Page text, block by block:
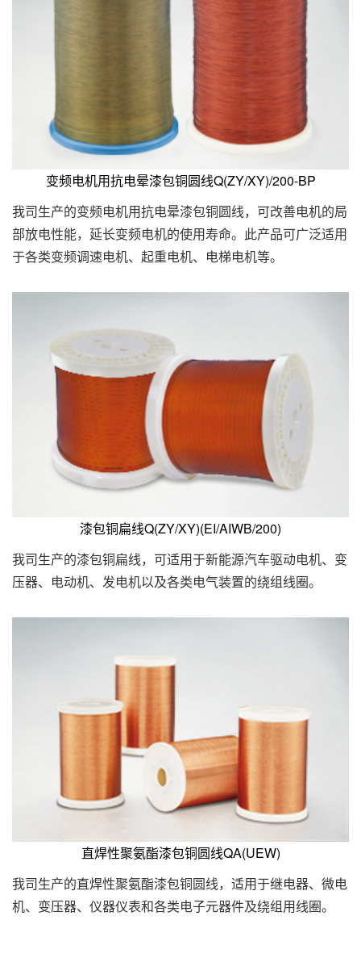
变频电机用抗电晕漆包铜圆线Q(ZY/XY)/200-BP
我司生产的变频电机用抗电晕漆包铜圆线，可改善电机的局
部放电性能，延长变频电机的使用寿命。此产品可广泛适用
于各类变频调速电机、起重电机、电梯电机等。
漆包铜扁线Q(ZY/XY)(EI/AIWB/200)
我司生产的漆包铜扁线，可适用于新能源汽车驱动电机、变
压器、电动机、发电机以及各类电气装置的绕组线圈。
直焊性聚氨酯漆包铜圆线QA(UEW)
我司生产的直焊性聚氨酯漆包铜圆线，适用于继电器、微电
机、变压器、仪器仪表和各类电子元器件及绕组用线圈。